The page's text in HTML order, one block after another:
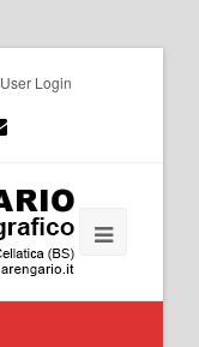
User Login